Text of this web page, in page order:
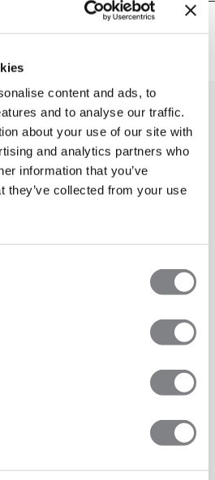
content and ads, to
and to analyse our traffic.
about your use of our site with
and analytics partners who
information that you’ve
they’ve collected from your use